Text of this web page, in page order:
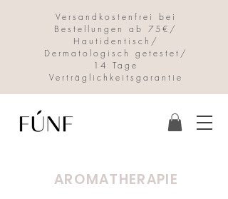
Versandkostenfrei bei
Bestellungen ab 75€/
Hautidentisch/
Dermatologisch getestet/
14 Tage
Verträglichkeitsgarantie
AROMATHERAPIE